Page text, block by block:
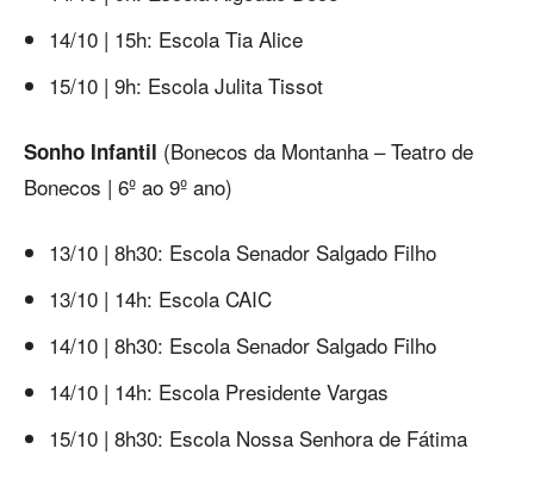
14/10 | 15h: Escola Tia Alice
15/10 | 9h: Escola Julita Tissot
Sonho Infantil (Bonecos da Montanha – Teatro de
Bonecos | 6º ao 9º ano)
13/10 | 8h30: Escola Senador Salgado Filho
13/10 | 14h: Escola CAIC
14/10 | 8h30: Escola Senador Salgado Filho
14/10 | 14h: Escola Presidente Vargas
15/10 | 8h30: Escola Nossa Senhora de Fátima